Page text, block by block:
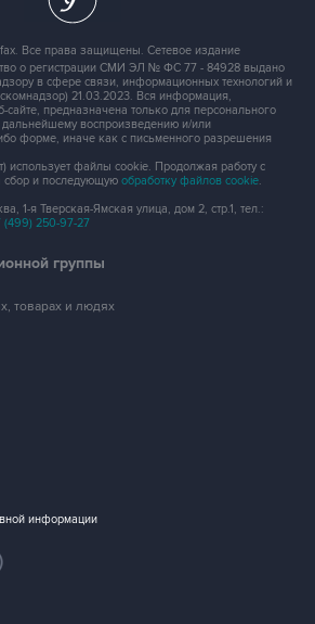
Все права защищены. Сетевое издание
о регистрации СМИ ЭЛ № ФС 77 - 84928 выдано
в сфере связи, информационных технологий и
21.03.2023. Вся информация,
предназначена только для персонального
воспроизведению и/или
форме, иначе как с письменного разрешения
использует файлы cookie. Продолжая работу с
сбор и последующую обработку файлов cookie.
1-я Тверская-Ямская улица, дом 2, стр.1, тел.:
(499) 250-97-27
группы
товарах и людях
информации